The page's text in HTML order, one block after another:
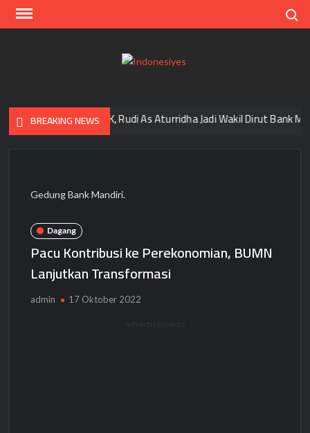
Skip
Opini
BREAKING NEWS
Lolos Uji OJK, Rudi As Aturridha Jadi Wakil Dirut Bank
Gedung Bank Mandiri.
Dagang
Pacu Kontribusi ke Perekonomian, BUMN
Lanjutkan Transformasi
admin 17 Oktober 2022